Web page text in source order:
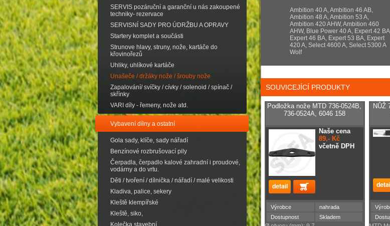
SERVIS pozáruční a garanční u nás zakoupené
techniky- rezervace
SERVISNÍ SADY PRO ÚDRŽBU A OPRAVY
Startery komplet a součásti
Strunove hlavy, struny, nože, kartáče do
křovinořezů
Uhliky, uhlíkové kartáče
Unašeče / držáky nože / šrouby nože
Zapalování/ svíčky / cívky / solenoid / spínač /
skřínky
VARI díly - řemeny, nože atd.
Vybavení dílny a ostatní
Gola sady, klíče, sady nářadí
Benzínové rozbrušovací pily
Čerpadla, čerpadlo kalové zahradní i proudové,
vodárny a do vrtu.
Děti / tvoření / dílnička / nářadí / malé velikosti
Kladiva, palice, sekery
Kleště klempířské
Kleště, siko,
Kolečka stavební
Ambition 40 A, Ambition 46 AB,
Ambition 48 A, Ambition 53 A,
Ambition 420 AHW, Ambition 460
AHW, Blue Power 40 A, Expert 42
Expert 46 BA, Expert 53 BA, Expert
420 A, Select 4600 A, Select 5300 A
Wolf
SOUVICEJÍCÍ PRODUKTY
Podložka nože MTD 736-0524B,
736-0524A, 6046 158
Naše cena
89,- Kč
včetně DPH
Výrobce
nahrada
Dostupnost
Skladem
NŮŽ